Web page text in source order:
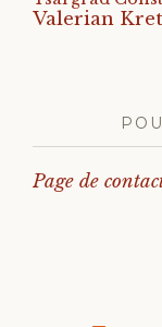
Valerian
Page de